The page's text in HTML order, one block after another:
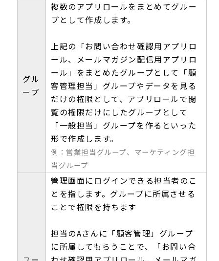
グル
ープ
複数のアプリロールをまとめてグルー
プとして作成します。
上記の「お問い合わせ確認用アプリロ
ール、メールマガジン配信用アプリロ
ール」をまとめたグループとして「顧
客管理担当」グループやデータを見る
だけの権限として、アプリロールで閲
覧の権限だけにしたグループとして
「一般担当」グループを作るといった
形で作成します。
例：営業担当グループ、マーケティング担
当グループ
管理画面にログインできる担当者のこ
とを指します。グループに所属させる
ことで権限を持ちます
担当のAさんに「顧客管理」グループ
に所属してもらうことで、「お問い合